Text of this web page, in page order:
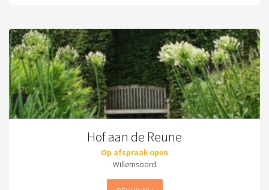
Hof aan de Reune
Op afspraak open
Willemsoord